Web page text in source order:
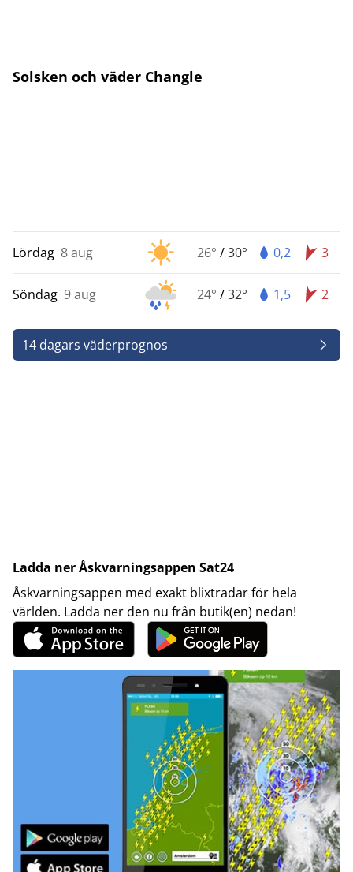
Solsken och väder Changle
Lördag 8 aug 26° /30° 0,2 3
Söndag 9 aug 24° /32° 1,5 2
14 dagars väderprognos
Ladda ner Åskvarningsappen Sat24
Åskvarningsappen med exakt blixtradar för hela
världen. Ladda ner den nu från butik(en) nedan!